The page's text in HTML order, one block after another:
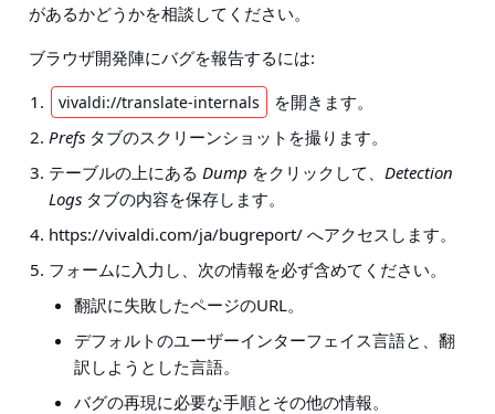
があるかどうかを相談してください。
ブラウザ開発陣にバグを報告するには:
vivaldi://translate-internals
を開きます。
Prefs タブのスクリーンショットを撮ります。
テーブルの上にある Dump をクリックして、 Detection
Logs タブの内容を保存します。
https://vivaldi.com/ja/bugreport/ へアクセスします。
フォームに入力し、次の情報を必ず含めてください。
翻訳に失敗したページのURL。
デフォルトのユーザーインターフェイス言語と、翻
訳しようとした言語。
バグの再現に必要な手順とその他の情報。